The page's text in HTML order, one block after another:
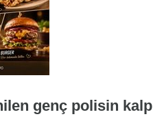
genç polisin kalp